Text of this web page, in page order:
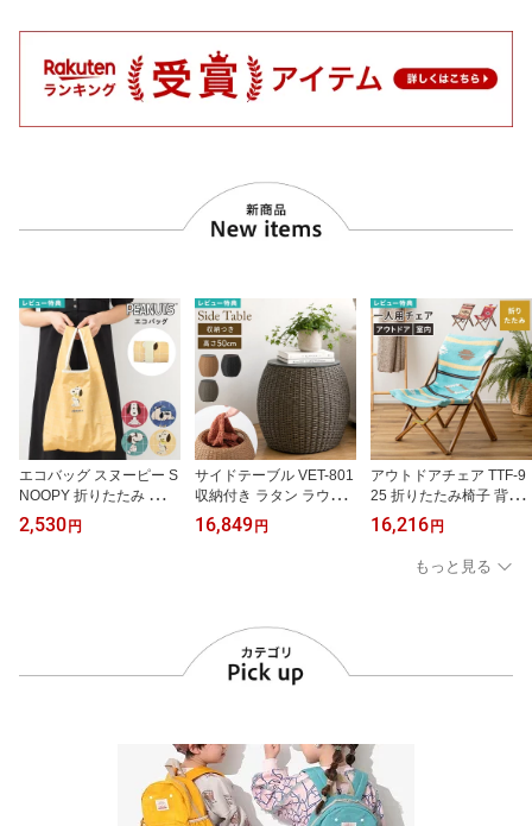
エコバッグ スヌーピー S
NOOPY 折りたたみ マイ
バッグ コンパクト 軽量
マチ付き 大容量 キャラ
かわいい おしゃれ エコ
2,530 円
サイドテーブル VET-801
収納付き ラタン ラウン
ド 高さ50cm 円形 机 ソ
ファサイド ソファ横 ベ
ルライク インテリア お
しゃれ 北欧 韓国風 ナチ
ュラル アジアン リゾー
16,849 円
アウトドアチェア TTF-9
25 折りたたみ椅子 背も
たれ付き 軽量 木製 天然
木 本革 ネイティブ柄 収
納袋付き 肘なし フォー
ルディング 折りたたみチ
室内 野外 おしゃれ エス
16,216 円
もっと見る